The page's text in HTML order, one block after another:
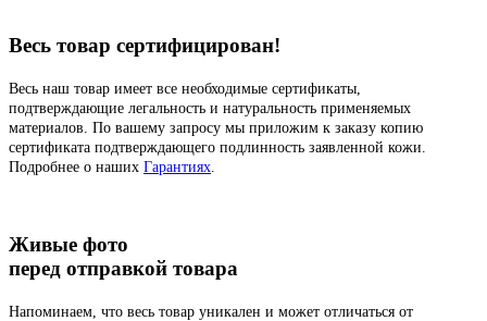
Весь товар сертифицирован!
Весь наш товар имеет все необходимые сертификаты,
подтверждающие легальность и натуральность применяемых
материалов. По вашему запросу мы приложим к заказу копию
сертификата подтверждающего подлинность заявленной кожи.
Подробнее о наших Гарантиях
Живые фото
перед отправкой товара
Напоминаем, что весь товар уникален и может отличаться от